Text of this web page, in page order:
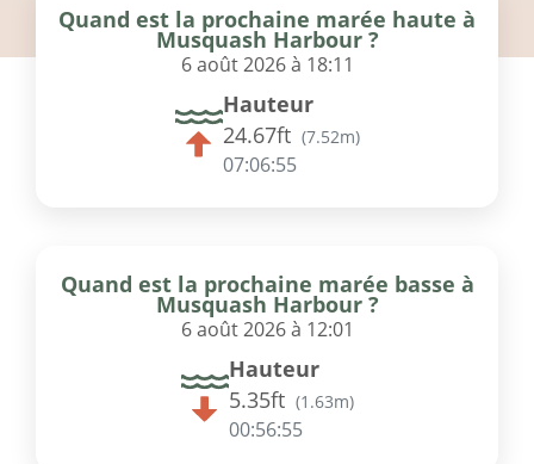
Quand est la prochaine marée haute à
Musquash Harbour ?
6 août 2026 à 18:11
Hauteur
24.67ft (7.52m)
07:06:55
Quand est la prochaine marée basse à
Musquash Harbour ?
6 août 2026 à 12:01
Hauteur
5.35ft (1.63m)
00:56:55